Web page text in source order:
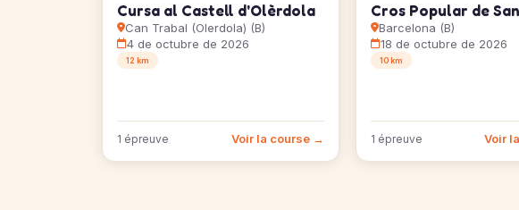
Cursa al Castell d'Olèrdola
Can Trabal (Olerdola) (B)
4 de octubre de 2026
12 km
1 épreuve Voir la course →
Cros Popular de
Barcelona (B)
18 de octubre de 2026
10 km
1 épreuve Voir